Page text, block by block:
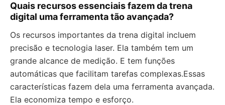
Quais recursos essenciais fazem da trena
digital uma ferramenta tão avançada?
Os recursos importantes da trena digital incluem
precisão e tecnologia laser. Ela também tem um
grande alcance de medição. E tem funções
automáticas que facilitam tarefas complexas.Essas
características fazem dela uma ferramenta avançada.
Ela economiza tempo e esforço.